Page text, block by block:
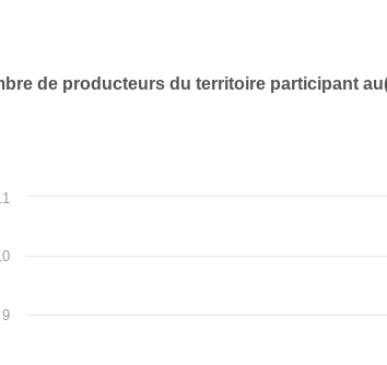
de producteurs du territoire participant
9